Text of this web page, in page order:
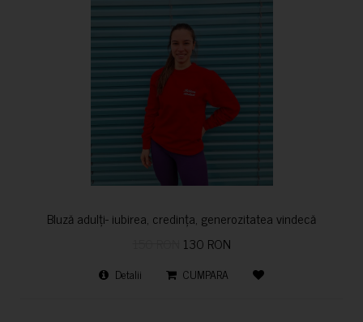
Bluză adulți- iubirea, credința, generozitatea vindecă
130 RON
Detalii CUMPARA